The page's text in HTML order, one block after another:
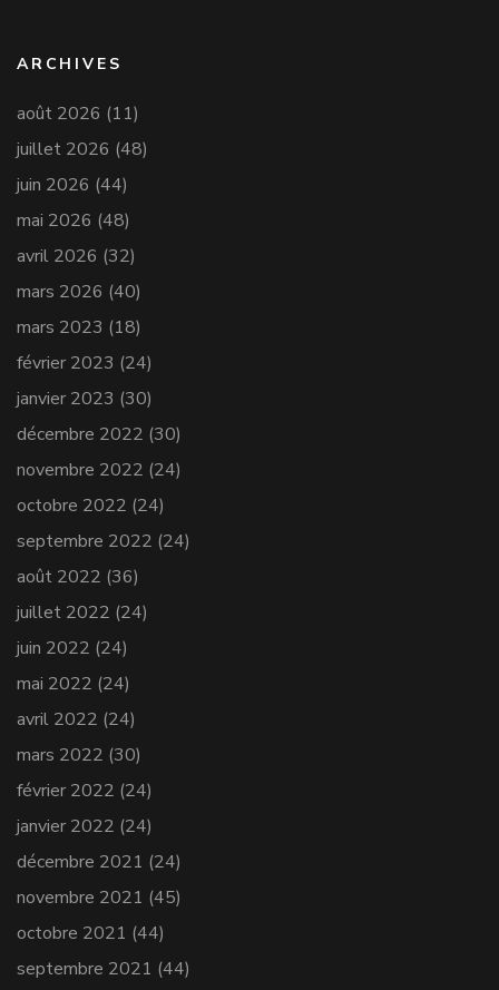
ARCHIVES
août 2026 (11)
juillet 2026 (48)
juin 2026 (44)
mai 2026 (48)
avril 2026 (32)
mars 2026 (40)
mars 2023 (18)
février 2023 (24)
janvier 2023 (30)
décembre 2022 (30)
novembre 2022 (24)
octobre 2022 (24)
septembre 2022 (24)
août 2022 (36)
juillet 2022 (24)
juin 2022 (24)
mai 2022 (24)
avril 2022 (24)
mars 2022 (30)
février 2022 (24)
janvier 2022 (24)
décembre 2021 (24)
novembre 2021 (45)
octobre 2021 (44)
septembre 2021 (44)